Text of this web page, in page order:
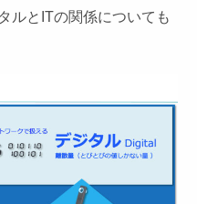
ルとITの関係についても